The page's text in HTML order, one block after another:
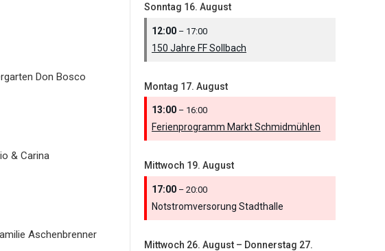
Don Bosco
& Carina
Aschenbrenner
Sonntag 16. August
12:00 – 17:00
150 Jahre FF Sollbach
Montag 17. August
13:00 – 16:00
Ferienprogramm Markt Schmidmühlen
Mittwoch 19. August
17:00 – 20:00
Notstromversorung Stadthalle
Mittwoch 26. August – Donnerstag 27.